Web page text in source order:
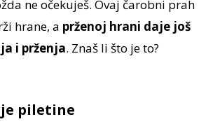
ne očekuješ. Ovaj čarobni prah
hrane, a prženoj hrani daje još
i prženja. Znaš li što je to?
piletine